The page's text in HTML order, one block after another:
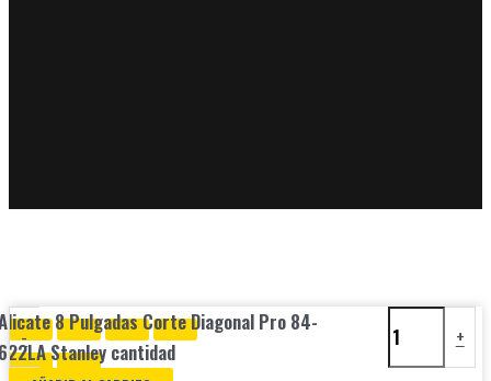
-
8 Pulgadas Corte Diagonal Pro 84-
Stanley cantidad
+